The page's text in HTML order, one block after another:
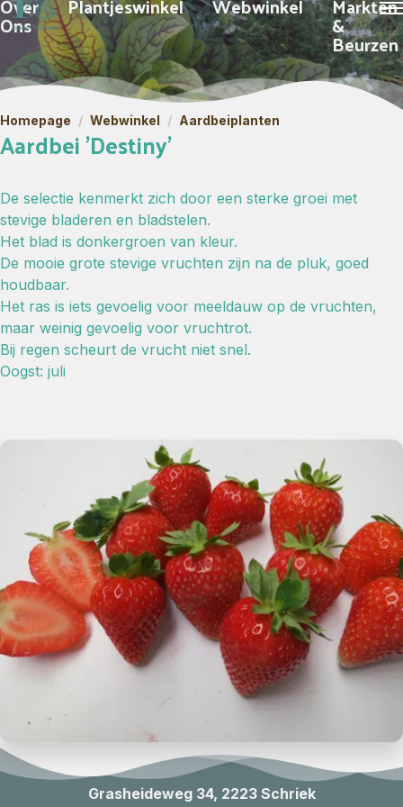
Ons &
Beurzen
Homepage / Webwinkel / Aardbeiplanten
Aardbei 'Destiny'
De selectie kenmerkt zich door een sterke groei met
stevige bladeren en bladstelen.
Het blad is donkergroen van kleur.
De mooie grote stevige vruchten zijn na de pluk, goed
houdbaar.
Het ras is iets gevoelig voor meeldauw op de vruchten,
maar weinig gevoelig voor vruchtrot.
Bij regen scheurt de vrucht niet snel.
Oogst: juli
Grasheideweg 34, 2223 Schriek